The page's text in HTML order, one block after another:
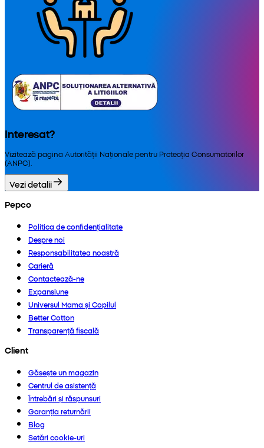
Interesat?
Vizitează pagina Autorității Naționale pentru Protecția Consumatorilor
(ANPC).
Vezi detalii
Pepco
Politica de confidențialitate
Despre noi
Responsabilitatea noastră
Carieră
Contactează-ne
Expansiune
Universul Mama și Copilul
Better Cotton
Transparență fiscală
Client
Găsește un magazin
Centrul de asistență
Întrebări și răspunsuri
Garanția returnării
Blog
Setări cookie-uri